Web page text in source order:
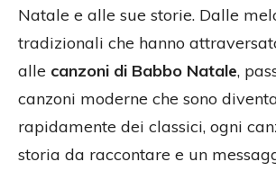
Natale e alle sue storie. Dalle
tradizionali che hanno
alle canzoni di Babbo Natale,
canzoni moderne che sono
rapidamente dei classici, ogni
storia da raccontare e un